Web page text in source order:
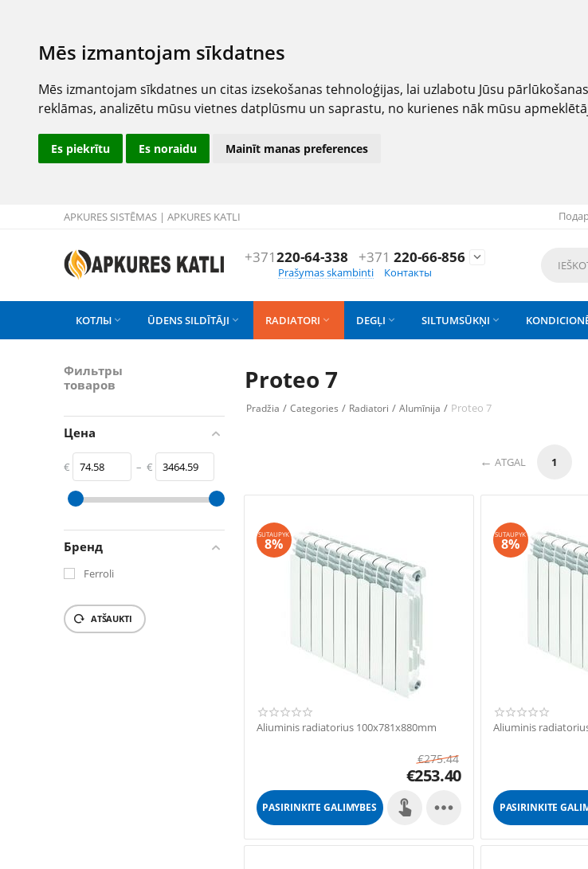
Mēs izmantojam sīkdatnes
Mēs izmantojam sīkdatnes un citas izsekošanas tehnoloģijas, lai uzlabotu Jūsu
reklāmas, analizētu mūsu vietnes datplūsmu un saprastu, no kurienes nāk mūsu
Es piekrītu Es noraidu Mainīt manas preferences
APKURES SISTĒMAS | APKURES KATLI
+371220-64-338 +371 220-66-856

Prašymas skambinti
Контакты
КОТЛЫ  ŪDENS SILDĪTĀJI  RADIATORI  DEGĻI  SILTUMSŪKŅI 
Фильтры
товаров
Цена
€ – €
74.58 3464.59
Бренд
Ferroli
ATŠAUKTI
Proteo 7
Pradžia / Categories / Radiatori / Alumīnija / Proteo 7
ATGAL 1
SUTAUPYK
8%
Aliuminis radiatorius 100x781x880mm
€275.44
€253.40
PASIRINKITE GALIMYBES 
SUTAUPYK
8%
Aliuminis
PASIRINKITE